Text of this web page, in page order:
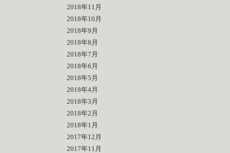
2018年11月
2018年10月
2018年9月
2018年8月
2018年7月
2018年6月
2018年5月
2018年4月
2018年3月
2018年2月
2018年1月
2017年12月
2017年11月